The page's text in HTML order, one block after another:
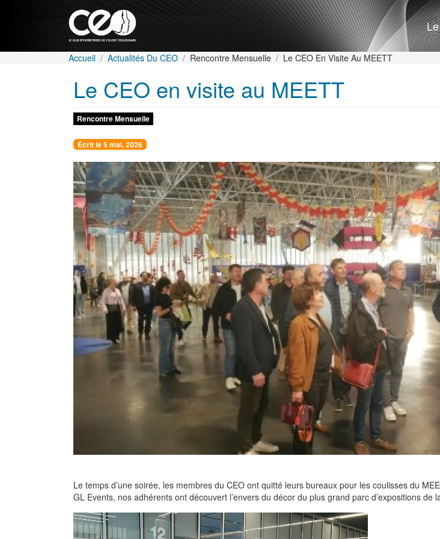
Fil d'Ariane
Accueil Actualités Du CEO Rencontre Mensuelle Le CEO En Visite Au MEETT
Le CEO en visite au MEETT
Rencontre Mensuelle
Écrit le 5 mai, 2026
Le temps d’une soirée, les membres du CEO ont quitté leurs bureaux pour les coulisses du
GL Events, nos adhérents ont découvert l’envers du décor du plus grand parc d’expositions de